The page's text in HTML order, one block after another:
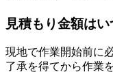
見積もり金額は
現地で作業開始前に
了承を得てから作業